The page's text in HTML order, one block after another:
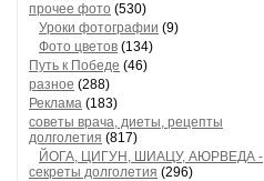
прочее фото (530)
Уроки фотографии (9)
Фото цветов (134)
Путь к Победе (46)
разное (288)
Реклама (183)
советы врача, диеты, рецепты
долголетия (817)
ЙОГА, ЦИГУН, ШИАЦУ, АЮРВЕДА -
секреты долголетия (296)